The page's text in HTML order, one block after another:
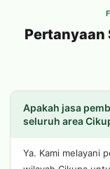
Pertanyaan
Apakah jasa
seluruh area
Ya. Kami melayani